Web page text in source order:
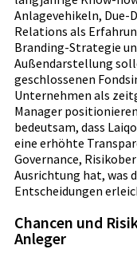
Anlagevehikeln, Due-
Relations als
Branding-Strategie
Außendarstellung
geschlossenen
Unternehmen als
Manager
bedeutsam, dass
eine erhöhte
Governance,
Ausrichtung hat, was
Entscheidungen
Chancen und
Anleger